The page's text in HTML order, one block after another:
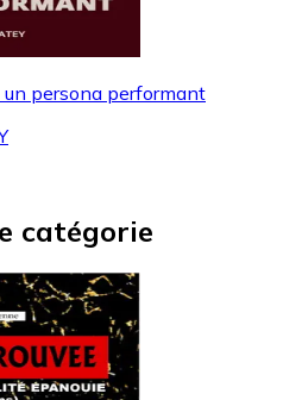
un persona performant
catégorie